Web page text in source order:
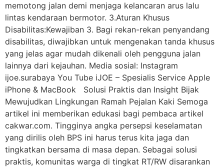
memotong jalan demi menjaga kelancaran arus lalu
lintas kendaraan bermotor. 3.Aturan Khusus
Disabilitas:Kewajiban 3. Bagi rekan-rekan penyandang
disabilitas, diwajibkan untuk mengenakan tanda khusus
yang jelas agar mudah dikenali oleh pengguna jalan
lainnya dari kejauhan. Media sosial: Instagram
ijoe.surabaya You Tube iJOE – Spesialis Service Apple
iPhone & MacBook Solusi Praktis dan Insight Bijak
Mewujudkan Lingkungan Ramah Pejalan Kaki Semoga
artikel ini memberikan edukasi bagi pembaca artikel
cakwar.com. Tingginya angka persepsi keselamatan
yang dirilis oleh BPS ini harus terus kita jaga dan
tingkatkan bersama di masa depan. Sebagai solusi
praktis, komunitas warga di tingkat RT/RW disarankan